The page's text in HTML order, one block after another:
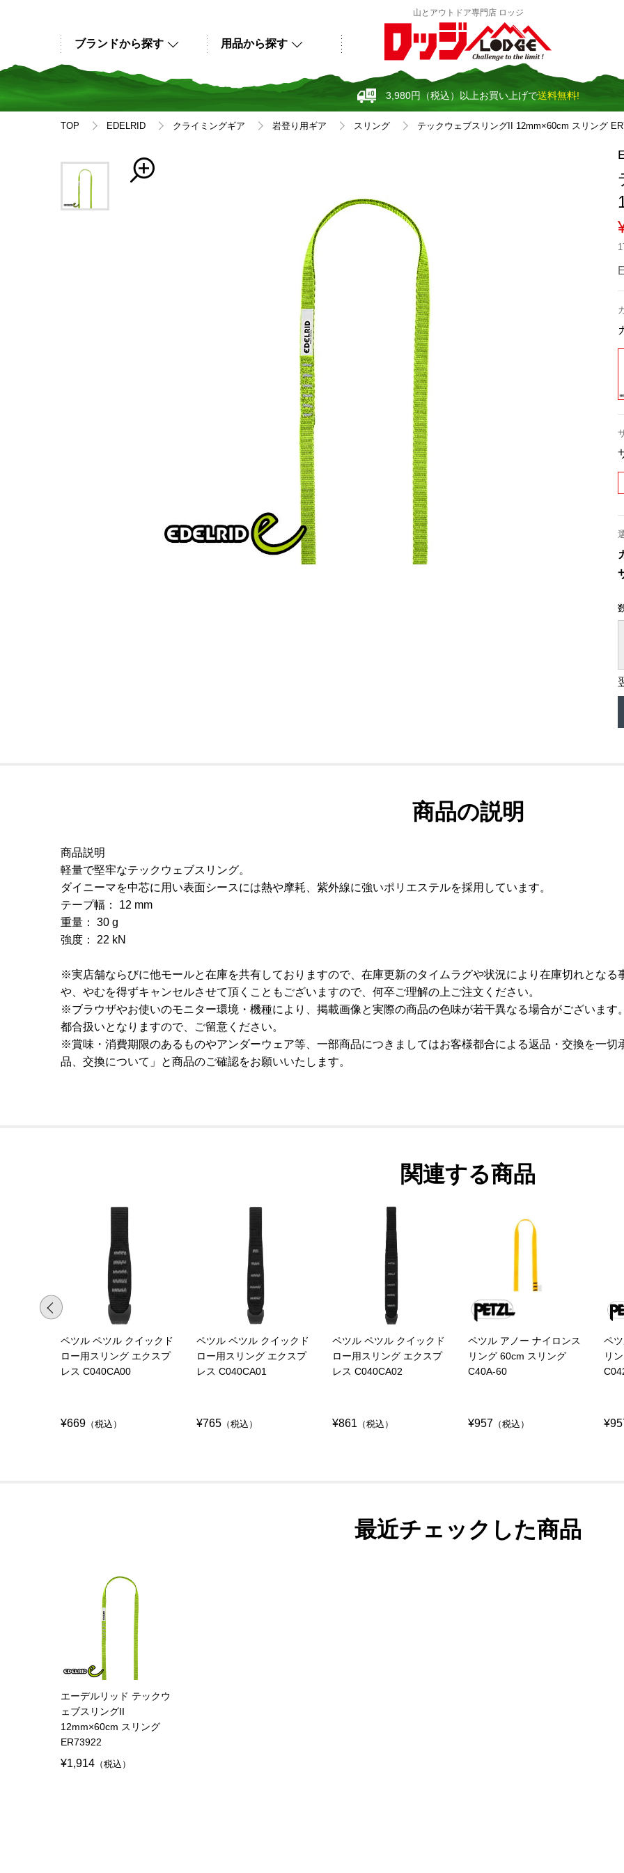
山とアウトドア専門店 ロッジ
3,980円（税込）以上お買い上げで送料無料!
用品から探す
ブランドから探す
TOP EDELRID クライミングギア 岩登り用ギア スリング テックウェブスリングII 12mm×60cm スリング
商品の説明
商品説明
軽量で堅牢なテックウェブスリング。
ダイニーマを中芯に用い表面シースには熱や摩耗、紫外線に強いポリエステルを採用しています。
テープ幅： 12 mm
重量： 30 g
強度： 22 kN
※実店舗ならびに他モールと在庫を共有しておりますので、在庫更新のタイムラグや状況により在庫切れとな
や、やむを得ずキャンセルさせて頂くこともございますので、何卒ご理解の上ご注文ください。
※ブラウザやお使いのモニター環境・機種により、掲載画像と実際の商品の色味が若干異なる場合がございま
都合扱いとなりますので、ご留意ください。
※賞味・消費期限のあるものやアンダーウェア等、一部商品につきましてはお客様都合による返品・交換を一
品、交換について」と商品のご確認をお願いいたします。
関連する商品
ペツル ペツル クイックド
ロー用スリング エクスプ
レス C040CA00
¥669 （税込）
ペツル ペツル クイックド
ロー用スリング エクスプ
レス C040CA01
¥765 （税込）
ペツル ペツル クイックド
ロー用スリング エクスプ
レス C040CA02
¥861 （税込）
ペツル アノー ナイロンス
リング 60cm スリング
C40A-60
¥957 （税込）
ペ
リ
最近チェックした商品
エーデルリッド テックウ
ェブスリングII
12mm×60cm スリング
ER73922
¥1,914 （税込）